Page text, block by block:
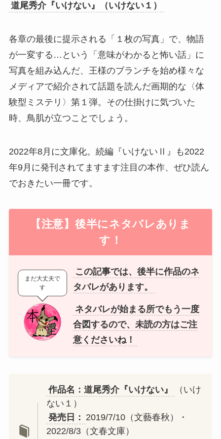
道尾秀介『いけない』（いけない１）
各章の最後に提示される「１枚の写真」で、物語
が一変する…という「意味がわかると怖い話」に
写真を組み込んだ、王様のブランチを始め様々な
メディアで紹介されて話題を読んだ画期的な〈体
験型ミステリ〉第１弾。その仕掛けに気づいた
時、鳥肌が立つことでしょう。
2022年8月に文庫化。続編『いけないⅡ』も2022
年9月に発刊されてますます注目の本作、ぜひ読ん
でおきたい一冊です。
【注意】後半にネタバレありま
す ！
この記事では、後半に作品のネ
タバレがあります。
ネタバレが始まる所でもう一度
合図するので、未読の方はご注
意くださいね！
まだ大丈夫で
す
作品名：道尾秀介『いけない』
（いけ
ない１）
発売日 ： 2019/7/10（文藝春秋）・
2022/8/3（文春文庫）